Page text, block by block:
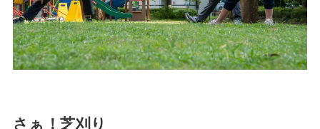
さぁ！芝刈り